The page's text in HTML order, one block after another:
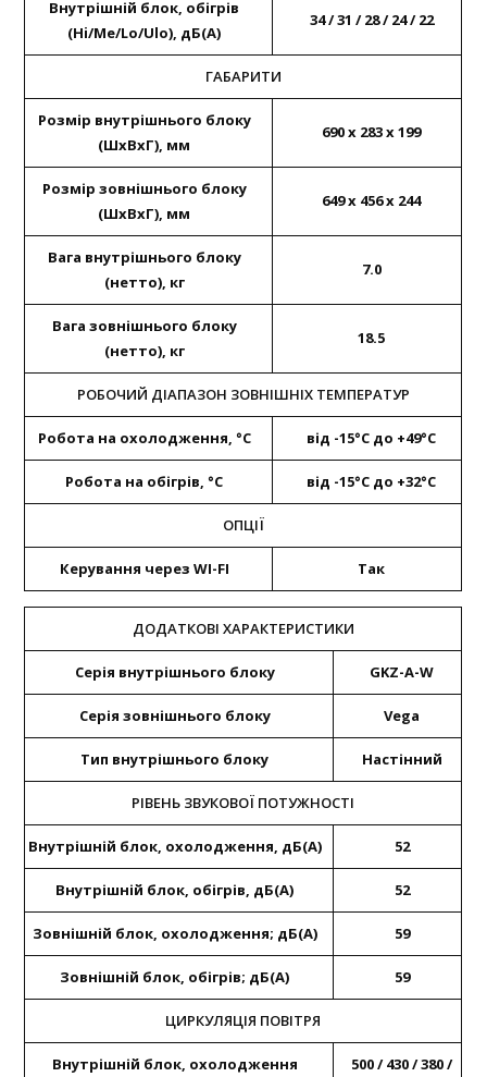
Внутрішній блок, обігрів
(Hi/Me/Lo/Ulo), дБ(А)
34 / 31 / 28 / 24 / 22
ГАБАРИТИ
Розмір внутрішнього блоку
(ШхВхГ), мм
690 x 283 x 199
Розмір зовнішнього блоку
(ШхВхГ), мм
649 x 456 x 244
Вага внутрішнього блоку
(нетто), кг
7.0
Вага зовнішнього блоку
(нетто), кг
18.5
РОБОЧИЙ ДІАПАЗОН ЗОВНІШНІХ ТЕМПЕРАТУР
Робота на охолодження, °С від -15°C до +49°C
Робота на обігрів, °С від -15°C до +32°C
ОПЦІЇ
Керування через WI-FI Так
ДОДАТКОВІ ХАРАКТЕРИСТИКИ
Серія внутрішнього блоку GKZ-A-W
Серія зовнішнього блоку Vega
Тип внутрішнього блоку Настінний
РІВЕНЬ ЗВУКОВОЇ ПОТУЖНОСТІ
Внутрішній блок, охолодження, дБ(А) 52
Внутрішній блок, обігрів, дБ(А) 52
Зовнішній блок, охолодження; дБ(А) 59
Зовнішній блок, обігрів; дБ(А) 59
ЦИРКУЛЯЦІЯ ПОВІТРЯ
Внутрішній блок, охолодження
500 / 430 / 380 /